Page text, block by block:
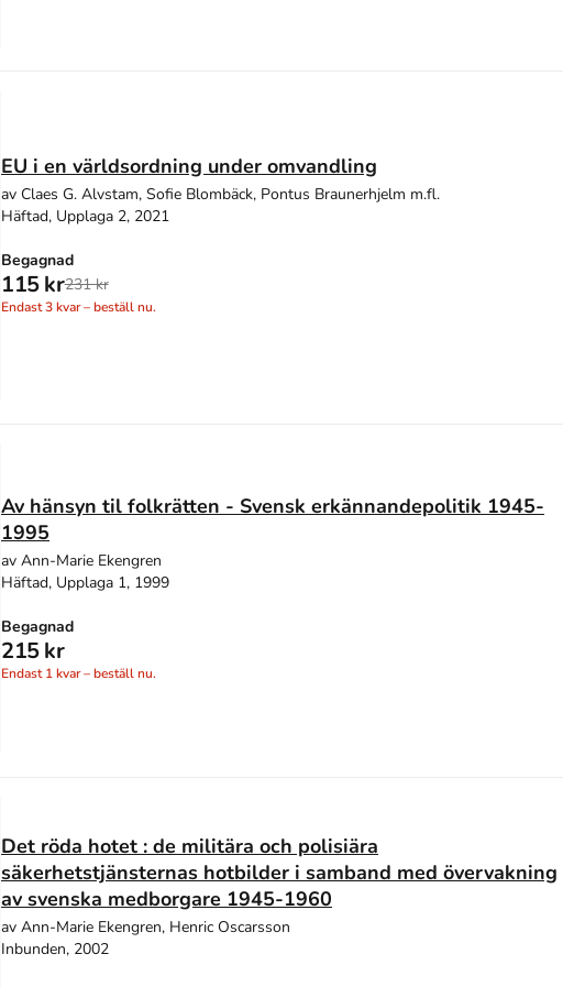
EU i en världsordning under omvandling
av Claes G. Alvstam, Sofie Blombäck, Pontus Braunerhjelm m.fl.
Häftad, Upplaga 2, 2021
Begagnad
115 kr231 kr
Endast3kvar – beställ nu.
Av hänsyn til folkrätten - Svensk erkännandepolitik 1945-
1995
av Ann-Marie Ekengren
Häftad, Upplaga 1, 1999
Begagnad
215 kr
Endast1kvar – beställ nu.
Det röda hotet : de militära och polisiära
säkerhetstjänsternas hotbilder i samband med övervakning
av svenska medborgare 1945-1960
av Ann-Marie Ekengren, Henric Oscarsson
Inbunden, 2002